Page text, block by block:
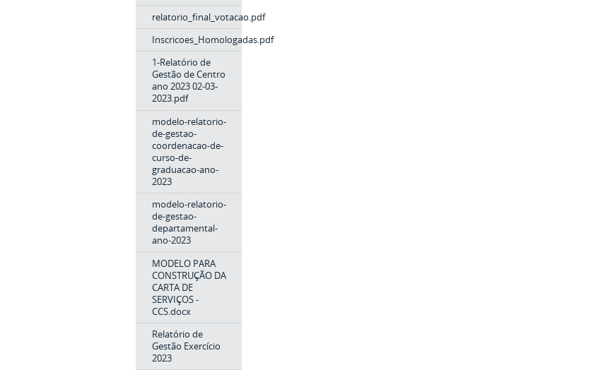
relatorio_final_votacao.pdf
Inscricoes_Homologadas.pdf
1-Relatório de
Gestão de Centro
ano 2023 02-03-
2023.pdf
modelo-relatorio-
de-gestao-
coordenacao-de-
curso-de-
graduacao-ano-
2023
modelo-relatorio-
de-gestao-
departamental-
ano-2023
MODELO PARA
CONSTRUÇÃO DA
CARTA DE
SERVIÇOS -
CCS.docx
Relatório de
Gestão Exercício
2023